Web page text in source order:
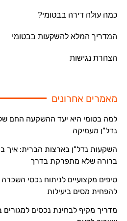
כמה עולה דירה בבטומי?
המדריך המלא להשקעות בבטומי
הצהרת נגישות
מאמרים אחרונים
נדל"ן מעמיקה
השקעות נדל"ן בארצות הברית: איך
ברורה שלא מתפרקת בדרך
טיפים מקצועיים לניתוח נכסי השכרה
להפחית מסים ביעילות
מדריך מקיף לבחינת נכסים למגורים